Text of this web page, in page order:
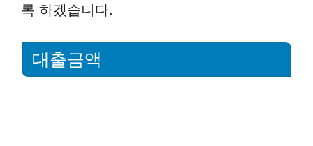
록 하겠습니다.
대출금액